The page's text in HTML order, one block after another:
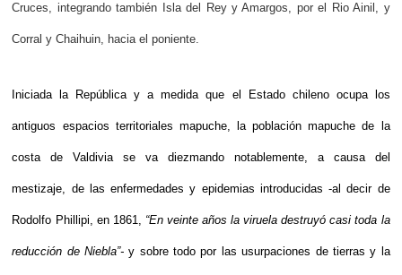
Cruces, integrando también Isla del Rey y Amargos, por el Rio Ainil, y
Corral y Chaihuin, hacia el poniente.
Iniciada la República y a medida que el Estado chileno ocupa los
antiguos espacios territoriales mapuche, la población mapuche de la
costa de Valdivia se va diezmando notablemente, a causa del
mestizaje, de las enfermedades y epidemias introducidas -al decir de
Rodolfo Phillipi, en 1861, “En veinte años la viruela destruyó casi toda la
reducción de Niebla”- y sobre todo por las usurpaciones de tierras y la